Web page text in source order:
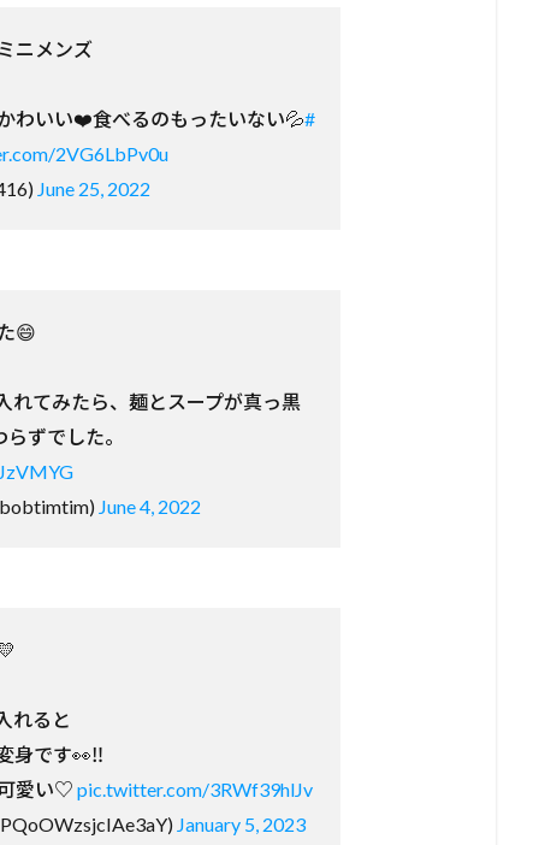
ニメンズ
わいい❤️食べるのもったいない💦#
2VG6LbPv0u
June 25, 2022
😄
れてみたら、麺とスープが真っ黒
ずでした。
June 4, 2022
れると
身です👀‼️
愛い♡ pic.twitter.com/3RWf39hlJv
January 5, 2023